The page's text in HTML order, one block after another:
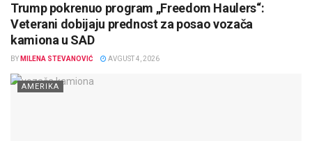
Trump pokrenuo program „Freedom Haulers“:
Veterani dobijaju prednost za posao vozača
kamiona u SAD
BY MILENA STEVANOVIĆ AVGUST 4, 2026
AMERIKA